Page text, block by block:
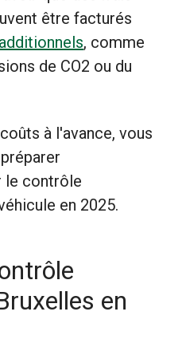
être facturés
, comme
de CO2 ou du
à l'avance, vous
le contrôle
en 2025.
en